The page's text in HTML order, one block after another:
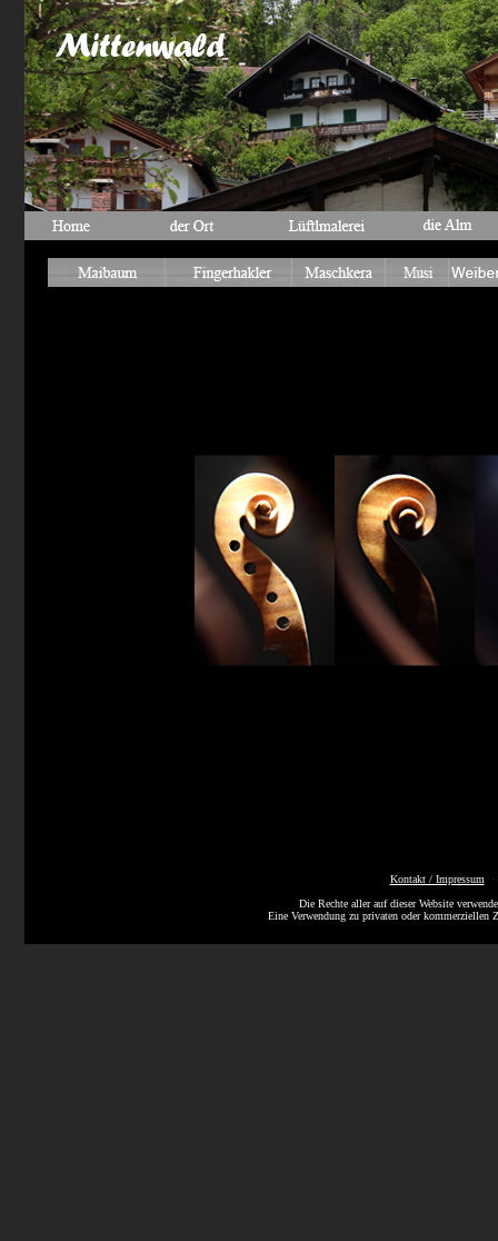
Kontakt / Impressum
Die Rechte aller auf dieser Website
Eine Verwendung zu privaten oder kommerziellen